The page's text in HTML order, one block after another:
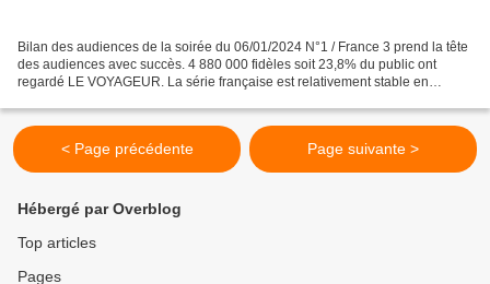
Bilan des audiences de la soirée du 06/01/2024 N°1 / France 3 prend la tête
des audiences avec succès. 4 880 000 fidèles soit 23,8% du public ont
regardé LE VOYAGEUR. La série française est relativement stable en
< Page précédente Page suivante >
Hébergé par Overblog
Top articles
Pages